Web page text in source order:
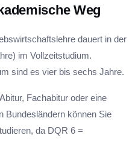
Weg
dauert in der
im Vollzeitstudium.
sind es vier bis sechs Jahre.
Abitur, Fachabitur oder eine
Bundesländern können Sie
da DQR 6 =